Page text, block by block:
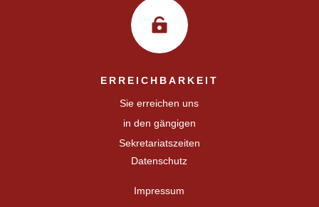

ERREICHBARKEIT
Sie erreichen uns
in den gängigen
Sekretariatszeiten
Datenschutz
Impressum